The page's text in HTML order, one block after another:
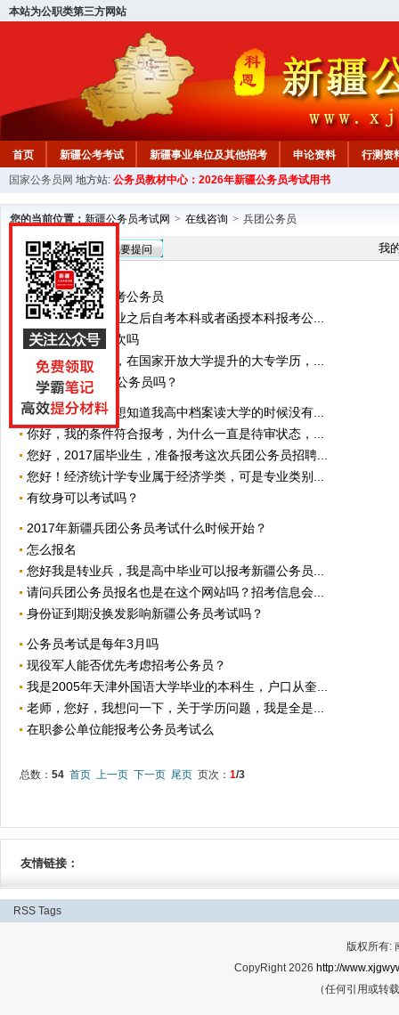
本站为公职类第三方网站
首页 新疆公考考试 新疆事业单位及其他招考 申论资料 行测资
新疆公务员行测试题 在线咨询 教材中心
国家公务员网 地方站: 公务员教材中心：2026年新疆公务员考试用书
您的当前位置： 新疆公务员考试网 > 在线咨询 > 兵团公务员
在线咨询 我要提问 我
港澳旅游能否报考公务员
你好，我大专毕业之后自考本科或者函授本科报考公...
国考一年只招一次吗
没有高中毕业证，在国家开放大学提升的大专学历，...
30岁了还可以考公务员吗？
老师你们好！我想知道我高中档案读大学的时候没有...
你好，我的条件符合报考，为什么一直是待审状态，...
您好，2017届毕业生，准备报考这次兵团公务员招聘...
您好！经济统计学专业属于经济学类，可是专业类别...
有纹身可以考试吗？
2017年新疆兵团公务员考试什么时候开始？
怎么报名
您好我是转业兵，我是高中毕业可以报考新疆公务员...
请问兵团公务员报名也是在这个网站吗？招考信息会...
身份证到期没换发影响新疆公务员考试吗？
公务员考试是每年3月吗
现役军人能否优先考虑招考公务员？
我是2005年天津外国语大学毕业的本科生，户口从奎...
老师，您好，我想问一下，关于学历问题，我是全是...
在职参公单位能报考公务员考试么
总数： 54 首页 上一页 下一页 尾页 页次： 1/3
友情链接：
RSS Tags
版权所有:
CopyRight 2026 http://
（任何引用或转